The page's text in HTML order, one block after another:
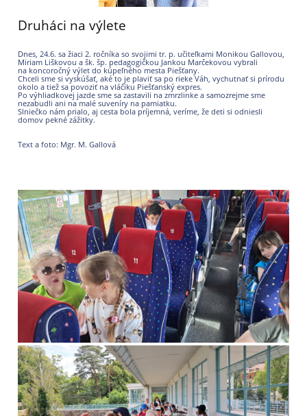
Druháci na výlete
Dnes, 24.6. sa žiaci 2. ročníka so svojimi tr. p. učiteľkami Monikou Gallovou,
Miriam Liškovou a šk. šp. pedagogičkou Jankou Marčekovou vybrali
na koncoročný výlet do kúpeľného mesta Piešťany.
Chceli sme si vyskúšať, aké to je plaviť sa po rieke Váh, vychutnať si prírodu
okolo a tiež sa povoziť na vláčiku Piešťanský expres.
Po výhliadkovej jazde sme sa zastavili na zmrzlinke a samozrejme sme
nezabudli ani na malé suveníry na pamiatku.
Slniečko nám prialo, aj cesta bola príjemná, veríme, že deti si odniesli
domov pekné zážitky.
Text a foto: Mgr. M. Gallová